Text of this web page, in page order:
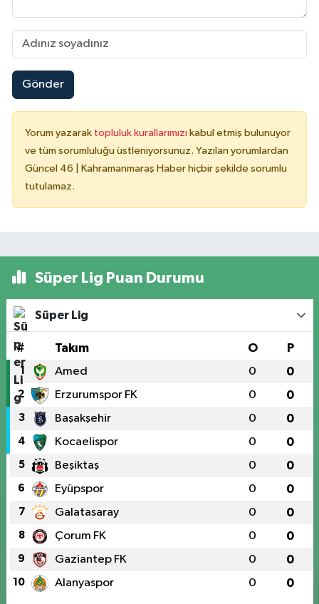
Gönder
Yorum yazarak topluluk kurallarımızı kabul etmiş bulunuyor
ve tüm sorumluluğu üstleniyorsunuz. Yazılan yorumlardan
Güncel 46 | Kahramanmaraş Haber hiçbir şekilde sorumlu
tutulamaz.
Süper Lig Puan Durumu
Süper Lig
# Takım O P
1 Amed 0 0
2 Erzurumspor FK 0 0
3 Başakşehir 0 0
4 Kocaelispor 0 0
5 Beşiktaş 0 0
6 Eyüpspor 0 0
7 Galatasaray 0 0
8 Çorum FK 0 0
9 Gaziantep FK 0 0
10 Alanyaspor 0 0